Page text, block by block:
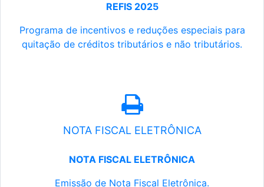
REFIS 2025
Programa de incentivos e reduções especiais para
quitação de créditos tributários e não tributários.
NOTA FISCAL ELETRÔNICA
NOTA FISCAL ELETRÔNICA
Emissão de Nota Fiscal Eletrônica.